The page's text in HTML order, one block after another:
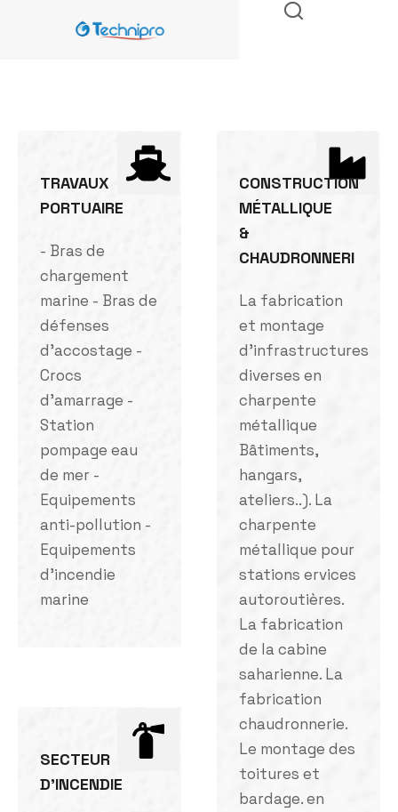
TRAVAUX
PORTUAIRE
- Bras de
chargement
marine - Bras de
défenses
d'accostage -
Crocs
d'amarrage -
Station
pompage eau
de mer -
Equipements
anti-pollution -
Equipements
d'incendie
marine
SECTEUR
D'INCENDIE
CONSTRUCTION
MÉTALLIQUE
&
CHAUDRONNERI
La fabrication
et montage
d'infrastructures
diverses en
charpente
métallique
Bâtiments,
hangars,
ateliers..). La
charpente
métallique pour
stations ervices
autoroutières.
La fabrication
de la cabine
saharienne. La
fabrication
chaudronnerie.
Le montage des
toitures et
bardage. en